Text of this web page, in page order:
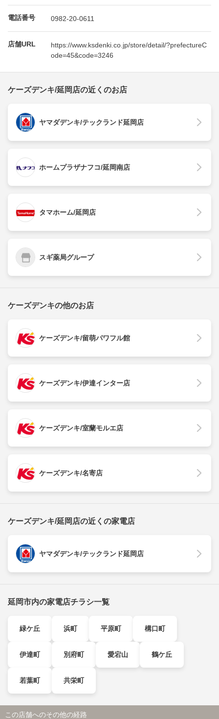
電話番号 0982-20-0611
店舗URL
https://www.ksdenki.co.jp/store/detail/?prefectureC
ode=45&code=3246
ケーズデンキ/延岡店の近くのお店
ヤマダデンキ/テックランド延岡店
ホームプラザナフコ/延岡南店
タマホーム/延岡店
スギ薬局グループ
ケーズデンキの他のお店
ケーズデンキ/留萌パワフル館
ケーズデンキ/伊達インター店
ケーズデンキ/室蘭モルエ店
ケーズデンキ/名寄店
ケーズデンキ/延岡店の近くの家電店
ヤマダデンキ/テックランド延岡店
延岡市内の家電店チラシ一覧
緑ケ丘 浜町 平原町 構口町
伊達町 別府町 愛宕山 鶴ケ丘
若葉町 共栄町
この店舗へのその他の経路